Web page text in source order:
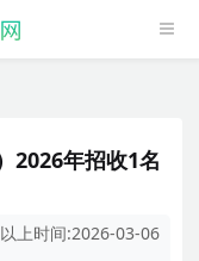
2026年招收1名
上时间:2026-03-06